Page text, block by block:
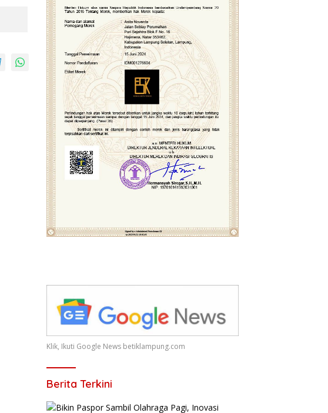
Klik, Ikuti Google News betiklampung.com
Berita Terkini